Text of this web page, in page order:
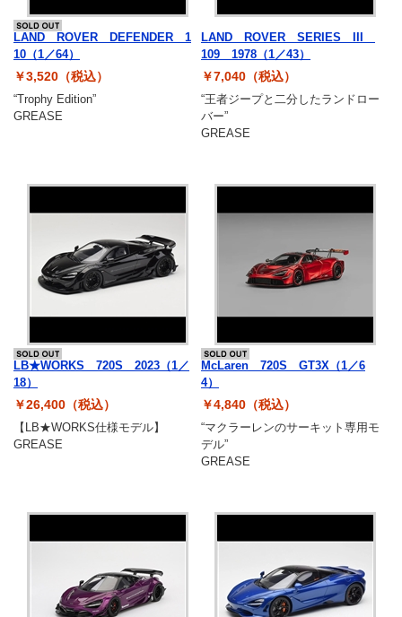
LAND ROVER DEFENDER 1
10（1／64）
￥3,520（税込）
“Trophy Edition”
GREASE
LAND ROVER SERIES III
109 1978（1／43）
￥7,040（税込）
“王者ジープと二分したランドロー
バー”
GREASE
LB★WORKS 720S 2023（1／
18）
￥26,400（税込）
【LB★WORKS仕様モデル】
GREASE
McLaren 720S GT3X（1／6
4）
￥4,840（税込）
“マクラーレンのサーキット専用モ
デル”
GREASE